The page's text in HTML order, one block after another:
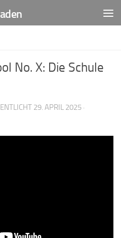
No. X: Die Schule
29. APRIL 2025 ·